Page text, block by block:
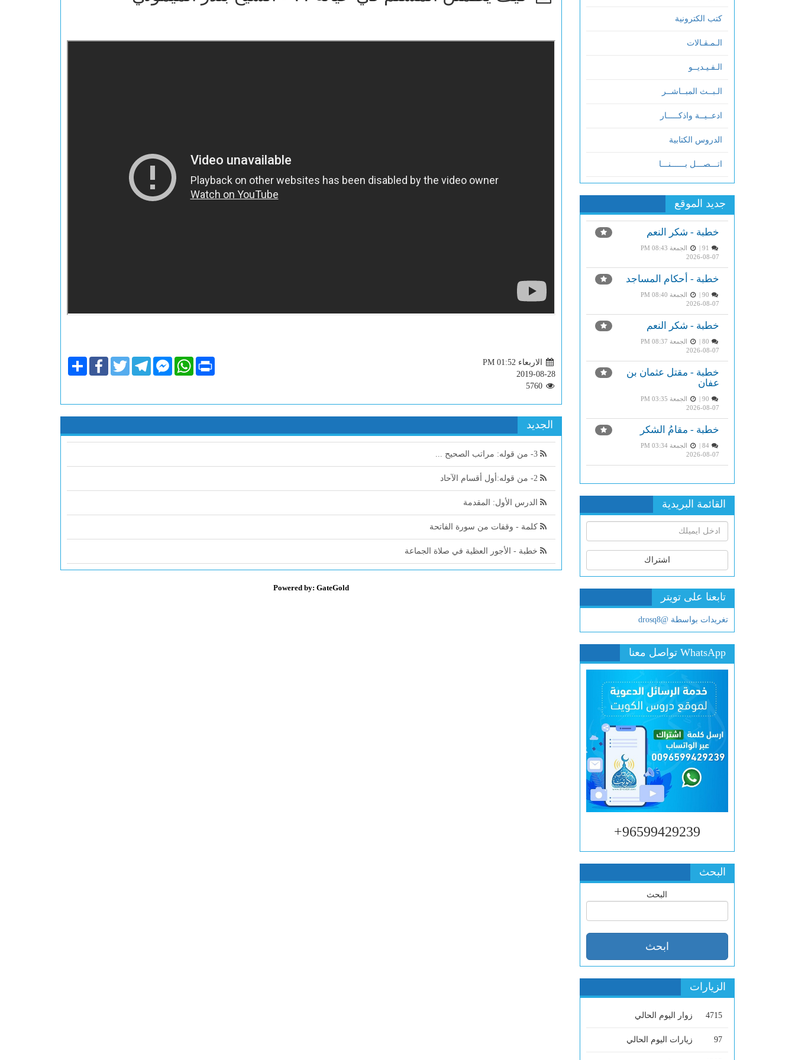
كتب الكترونية
الـمـقـالات
الـفـيـديــو
الـبــث المبــاشــر
ادعــيــة واذكـــــار
الدروس الكتابية
اتـــصـــل بــــــنـــا
جديد الموقع
خطبة - شكر النعم
الجمعة PM 08:43
2026-08-07
خطبة - أحكام المساجد
الجمعة PM 08:40
2026-08-07
خطبة - شكر النعم
الجمعة PM 08:37
2026-08-07
خطبة - مقتل عثمان بن
عفان
الجمعة PM 03:35
2026-08-07
خطبة - مقامُ الشكر
84 |
الجمعة PM 03:34
2026-08-07
القائمة البريدية
اشتراك
تابعنا على تويتر
تغريدات بواسطة @drosq8
WhatsApp تواصل معنا
96599429239+
البحث
البحث
الزيارات
4715 زوار اليوم الحالي
97 زيارات اليوم الحالي
الاربعاء PM 01:52
2019-08-28
5760
ShareFacebookTwitterTelegramFacebook
Messenger
WhatsApp Print
الجديد
3- من قوله: مراتب الصحيح ...
الدرس الأول: المقدمة
كلمة - وقفات من سورة الفاتحة
خطبة - الأجور العظية في صلاة الجماعة
Powered by: GateGold